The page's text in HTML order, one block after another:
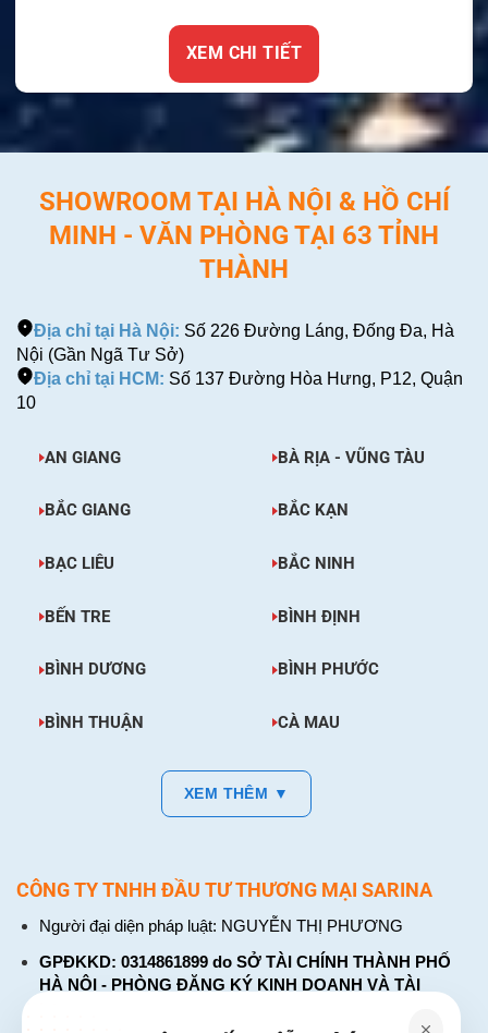
XEM CHI TIẾT
SHOWROOM TẠI HÀ NỘI & HỒ CHÍ
MINH - VĂN PHÒNG TẠI 63 TỈNH
THÀNH
Địa chỉ tại Hà Nội: Số 226 Đường Láng, Đống Đa, Hà
Nội (Gần Ngã Tư Sở)
Địa chỉ tại HCM: Số 137 Đường Hòa Hưng, P12, Quận
10
AN GIANG BÀ RỊA - VŨNG TÀU
BẮC GIANG BẮC KẠN
BẠC LIÊU BẮC NINH
BẾN TRE BÌNH ĐỊNH
BÌNH DƯƠNG BÌNH PHƯỚC
BÌNH THUẬN CÀ MAU
XEM THÊM ▼
CÔNG TY TNHH ĐẦU TƯ THƯƠNG MẠI SARINA
Người đại diện pháp luật: NGUYỄN THỊ PHƯƠNG
GPĐKKD: 0314861899 do SỞ TÀI CHÍNH THÀNH PHỐ
HÀ NỘI - PHÒNG ĐĂNG KÝ KINH DOANH VÀ TÀI
CHÍNH DOANH NGHIỆP cấp. Đăng ký lần đầu: ngày 26